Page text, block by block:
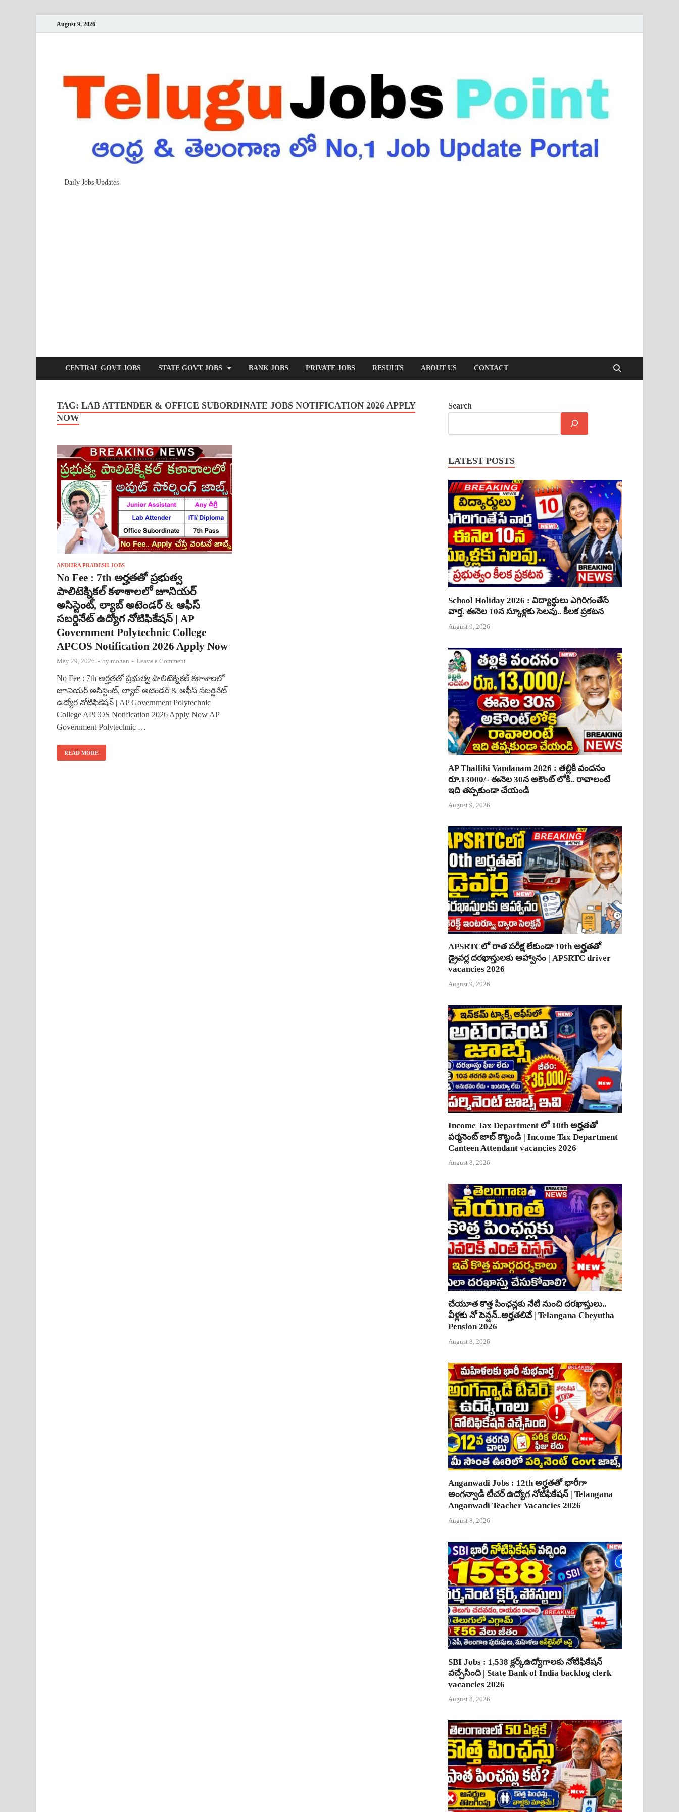
August 9, 2026
Daily Jobs Updates
CENTRAL GOVT JOBS STATE GOVT JOBS BANK JOBS PRIVATE JOBS RESULTS ABOUT US CONTACT
TAG: LAB ATTENDER & OFFICE SUBORDINATE JOBS NOTIFICATION 2026 APPLY
NOW
ANDHRA PRADESH JOBS
No Fee : 7th అర్హతతో ప్రభుత్వ
పాలిటెక్నికల్ కళాశాలలో జూనియర్
అసిస్టెంట్, ల్యాబ్ అటెండర్ & ఆఫీస్
సబర్డినేట్ ఉద్యోగ నోటిఫికేషన్ | AP
Government Polytechnic College
APCOS Notification 2026 Apply Now
May 29, 2026 - by mohan - Leave a Comment
No Fee : 7th అర్హతతో ప్రభుత్వ పాలిటెక్నికల్ కళాశాలలో
జూనియర్ అసిస్టెంట్, ల్యాబ్ అటెండర్ & ఆఫీస్ సబర్డినేట్
ఉద్యోగ నోటిఫికేషన్ | AP Government Polytechnic
College APCOS Notification 2026 Apply Now AP
Government Polytechnic …
READ MORE
Search
LATEST POSTS
School Holiday 2026 : విద్యార్థులు ఎగిరిగంతేసే
వార్త. ఈనెల 10న స్కూళ్లకు సెలవు.. కీలక ప్రకటన
August 9, 2026
AP Thalliki Vandanam 2026 : తల్లికి వందనం
రూ.13000/- ఈనెల 30న అకౌంట్ లోకి.. రావాలంటే
ఇది తప్పకుండా చేయండి
August 9, 2026
APSRTCలో రాత పరీక్ష లేకుండా 10th అర్హతతో
డ్రైవర్ల దరఖాస్తులకు ఆహ్వానం | APSRTC driver
vacancies 2026
August 9, 2026
Income Tax Department లో 10th అర్హతతో
పర్మనెంట్ జాబ్ కొట్టండి | Income Tax Department
Canteen Attendant vacancies 2026
August 8, 2026
చేయూత కొత్త పింఛన్లకు నేటి నుంచి దరఖాస్తులు..
వీళ్లకు నో పెన్షన్..అర్హతలివే | Telangana Cheyutha
Pension 2026
August 8, 2026
Anganwadi Jobs : 12th అర్హతతో భారీగా
అంగన్వాడీ టీచర్ ఉద్యోగ నోటిఫికేషన్ | Telangana
Anganwadi Teacher Vacancies 2026
August 8, 2026
SBI Jobs : 1,538 క్లర్క్ఉద్యోగాలకు నోటిఫికేషన్
వచ్చేసింది | State Bank of India backlog clerk
vacancies 2026
August 8, 2026